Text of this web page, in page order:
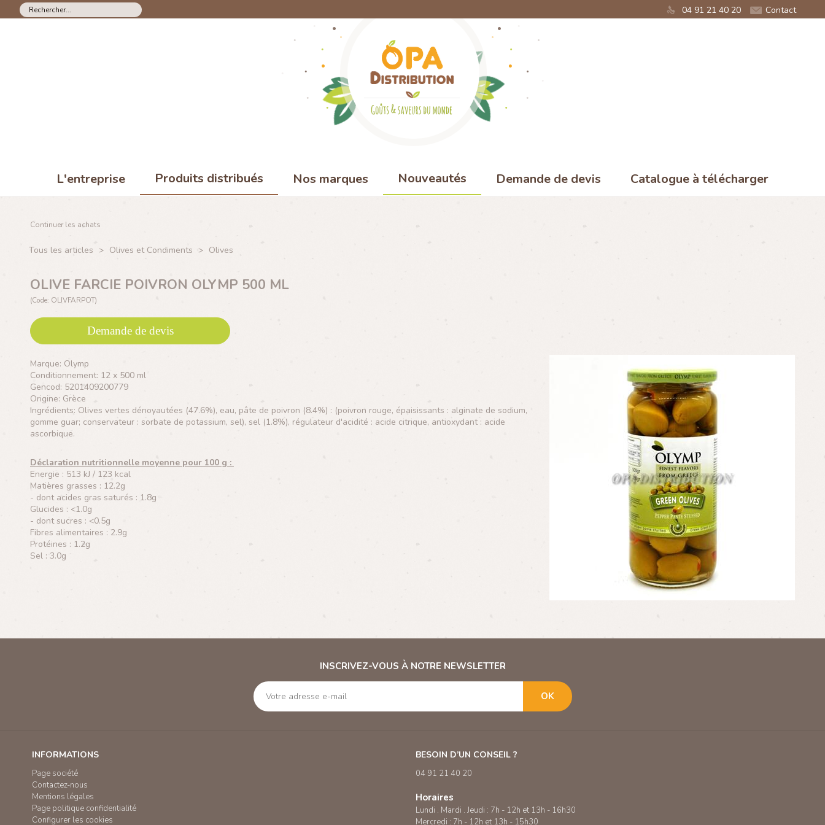
04 91 21 40 20 Contact
L'entreprise Produits distribués Nos marques Nouveautés Demande de devis Catalogue à télécharger
Continuer les achats
Tous les articles > Olives et Condiments > Olives
OLIVE FARCIE POIVRON OLYMP 500 ML
(Code: OLIVFARPOT)
Demande de devis
Marque: Olymp
Conditionnement: 12 x 500 ml
Gencod: 5201409200779
Origine: Grèce
Ingrédients: Olives vertes dénoyautées (47.6%), eau, pâte de poivron (8.4%) : (poivron rouge, épaisissants : alginate de sodium,
gomme guar; conservateur : sorbate de potassium, sel), sel (1.8%), régulateur d'acidité : acide citrique, antioxydant : acide
ascorbique.
Déclaration nutritionnelle moyenne pour 100 g :
Energie : 513 kJ / 123 kcal
Matières grasses : 12.2g
- dont acides gras saturés : 1.8g
Glucides : <1.0g
- dont sucres : <0.5g
Fibres alimentaires : 2.9g
Protéines : 1.2g
Sel : 3.0g
INSCRIVEZ-VOUS À NOTRE NEWSLETTER
OK
INFORMATIONS
Page société
Contactez-nous
Mentions légales
Page politique confidentialité
Configurer les cookies
BESOIN D’UN CONSEIL ?
04 91 21 40 20
Horaires
Lundi . Mardi . Jeudi : 7h - 12h et 13h - 16h30
Mercredi : 7h - 12h et 13h - 15h30